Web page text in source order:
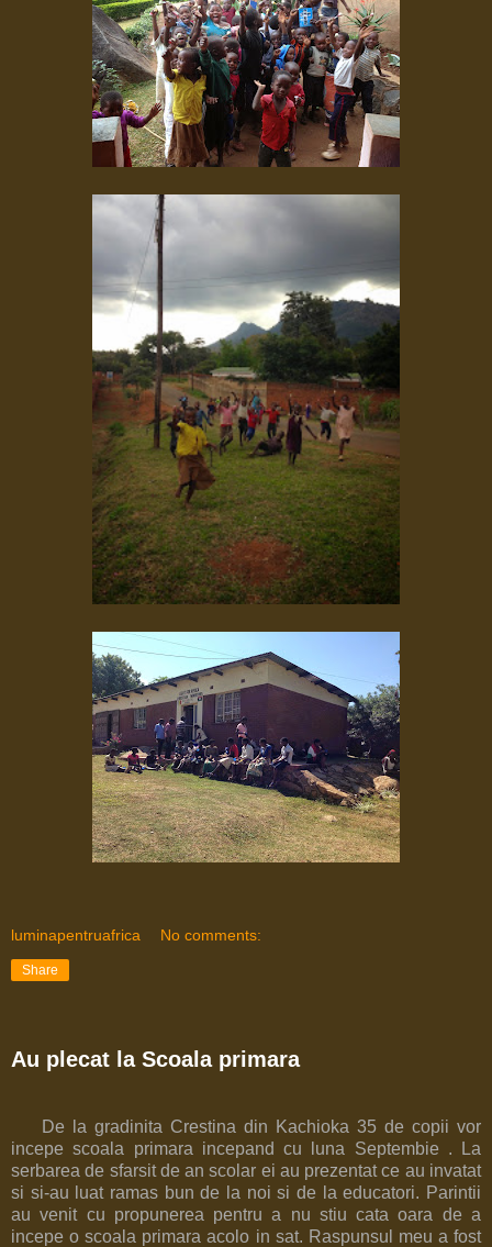
luminapentruafrica No comments:
Share
Au plecat la Scoala primara
De la gradinita Crestina din Kachioka 35 de copii vor
incepe scoala primara incepand cu luna Septembie . La
serbarea de sfarsit de an scolar ei au prezentat ce au invatat
si si-au luat ramas bun de la noi si de la educatori. Parintii
au venit cu propunerea pentru a nu stiu cata oara de a
incepe o scoala primara acolo in sat. Raspunsul meu a fost